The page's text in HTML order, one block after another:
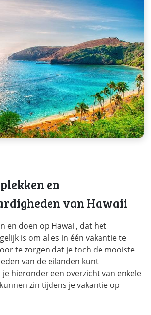
en
van Hawaii
en doen op Hawaii, dat het
is om alles in één vakantie te
te zorgen dat je toch de mooiste
van de eilanden kunt
je hieronder een overzicht van enkele
zin tijdens je vakantie op